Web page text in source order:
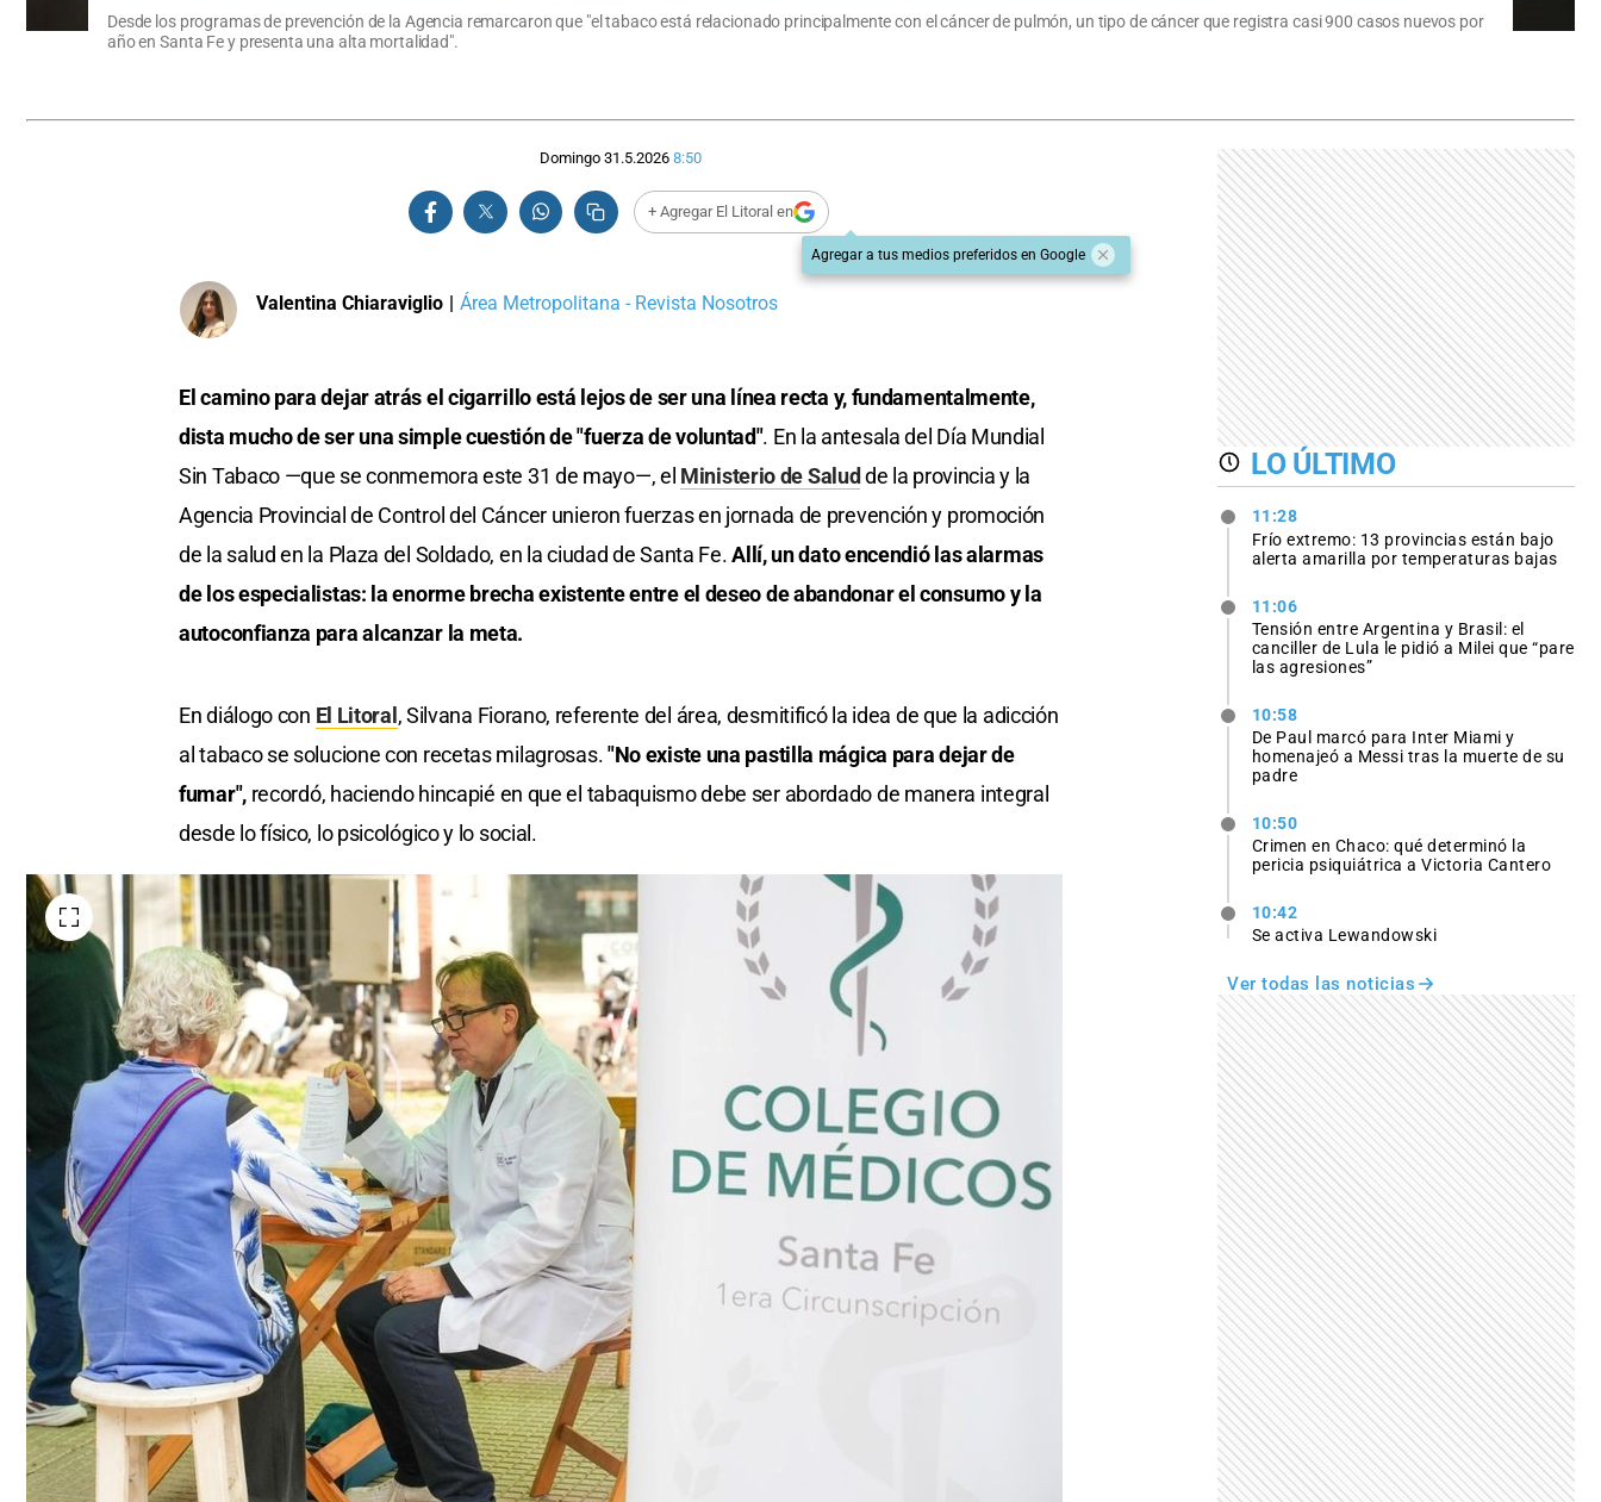
Desde los programas de prevención de la Agencia remarcaron que "el tabaco está relacionado principalmente con el cáncer de pulmón, un tipo de cáncer que registra casi 900 casos nuevos por
año en Santa Fe y presenta una alta mortalidad".
Domingo 31.5.2026 8:50
+ Agregar El Litoral en
Agregar a tus medios preferidos en Google
Valentina Chiaraviglio | Área Metropolitana - Revista Nosotros
El camino para dejar atrás el cigarrillo está lejos de ser una línea recta y, fundamentalmente,
dista mucho de ser una simple cuestión de "fuerza de voluntad". En la antesala del Día Mundial
Sin Tabaco —que se conmemora este 31 de mayo—, el Ministerio de Salud de la provincia y la
Agencia Provincial de Control del Cáncer unieron fuerzas en jornada de prevención y promoción
de la salud en la Plaza del Soldado, en la ciudad de Santa Fe.Allí, un dato encendió las alarmas
de los especialistas: la enorme brecha existente entre el deseo de abandonar el consumo y la
autoconfianza para alcanzar la meta.
En diálogo con El Litoral , Silvana Fiorano, referente del área, desmitificó la idea de que la adicción
al tabaco se solucione con recetas milagrosas."No existe una pastilla mágica para dejar de
fumar",recordó, haciendo hincapié en que el tabaquismo debe ser abordado de manera integral
desde lo físico, lo psicológico y lo social.
LO ÚLTIMO
11:28
Frío extremo: 13 provincias están bajo
alerta amarilla por temperaturas bajas
11:06
Tensión entre Argentina y Brasil: el
canciller de Lula le pidió a Milei que “pare
las agresiones”
10:58
De Paul marcó para Inter Miami y
homenajeó a Messi tras la muerte de su
padre
10:50
Crimen en Chaco: qué determinó la
pericia psiquiátrica a Victoria Cantero
10:42
Se activa Lewandowski
Ver todas las noticias